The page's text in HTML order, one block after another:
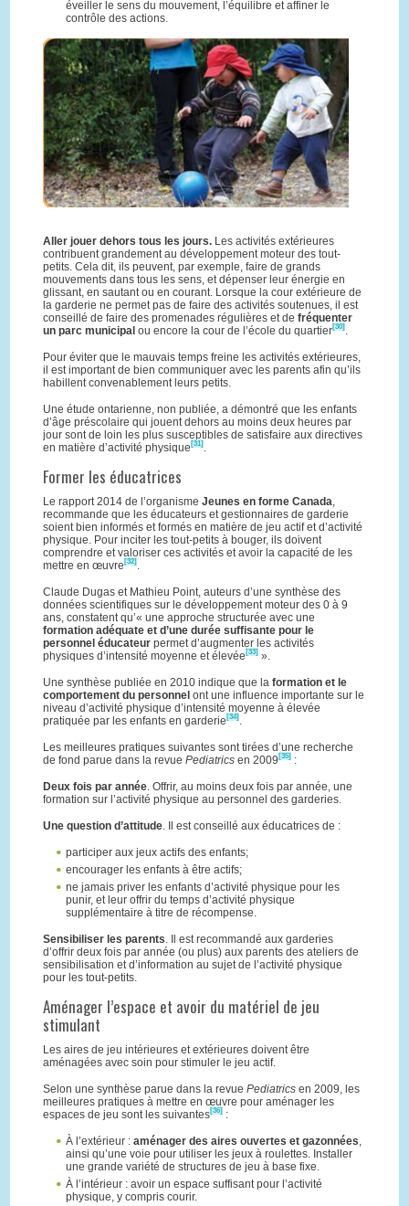
éveiller le sens du mouvement, l’équilibre et affiner le
contrôle des actions.
Aller jouer dehors tous les jours.Les activités extérieures
contribuent grandement au développement moteur des tout-
petits. Cela dit, ils peuvent, par exemple, faire de grands
mouvements dans tous les sens, et dépenser leur énergie en
glissant, en sautant ou en courant. Lorsque la cour extérieure de
la garderie ne permet pas de faire des activités soutenues, il est
conseillé de faire des promenades régulières et de fréquenter
un parc municipal ou encore la cour de l’école du quartier[30] .
Pour éviter que le mauvais temps freine les activités extérieures,
il est important de bien communiquer avec les parents afin qu’ils
habillent convenablement leurs petits.
Une étude ontarienne, non publiée, a démontré que les enfants
d’âge préscolaire qui jouent dehors au moins deux heures par
jour sont de loin les plus susceptibles de satisfaire aux directives
en matière d’activité physique [31] .
Former les éducatrices
Le rapport 2014 de l’organisme Jeunes en forme Canada,
recommande que les éducateurs et gestionnaires de garderie
soient bien informés et formés en matière de jeu actif et d’activité
physique. Pour inciter les tout-petits à bouger, ils doivent
comprendre et valoriser ces activités et avoir la capacité de les
mettre en œuvre [32] .
Claude Dugas et Mathieu Point, auteurs d’une synthèse des
données scientifiques sur le développement moteur des 0 à 9
ans, constatent qu’« une approche structurée avec une
formation adéquate et d’une durée suffisante pour le
personnel éducateurpermet d’augmenter les activités
physiques d’intensité moyenne et élevée [33] ».
Une synthèse publiée en 2010 indique que la formation et le
comportement du personnel ont une influence importante sur le
niveau d’activité physique d’intensité moyenne à élevée
pratiquée par les enfants en garderie [34] .
Les meilleures pratiques suivantes sont tirées d’une recherche
de fond parue dans la revue Pediatricsen 2009 [35] :
Deux fois par année. Offrir, au moins deux fois par année, une
formation sur l’activité physique au personnel des garderies.
Une question d’attitude. Il est conseillé aux éducatrices de :
participer aux jeux actifs des enfants;
encourager les enfants à être actifs;
ne jamais priver les enfants d’activité physique pour les
punir, et leur offrir du temps d’activité physique
supplémentaire à titre de récompense.
Sensibiliser les parents. Il est recommandé aux garderies
d’offrir deux fois par année (ou plus) aux parents des ateliers de
sensibilisation et d’information au sujet de l’activité physique
pour les tout-petits.
Aménager l’espace et avoir du matériel de jeu
stimulant
Les aires de jeu intérieures et extérieures doivent être
aménagées avec soin pour stimuler le jeu actif.
Selon une synthèse parue dans la revue Pediatricsen 2009, les
meilleures pratiques à mettre en œuvre pour aménager les
espaces de jeu sont les suivantes[36] :
À l’extérieur : aménager des aires ouvertes et gazonnées,
ainsi qu’une voie pour utiliser les jeux à roulettes. Installer
une grande variété de structures de jeu à base fixe.
À l’intérieur : avoir un espace suffisant pour l’activité
physique, y compris courir.